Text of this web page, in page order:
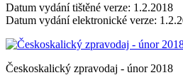
Datum vydání tištěné verze: 1.2.2018
Datum vydání elektronické verze:
Českoskalický zpravodaj - únor 2018